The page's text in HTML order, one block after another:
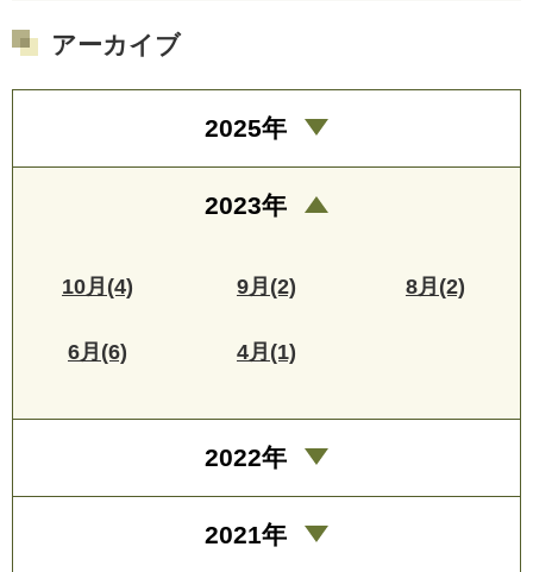
アーカイブ
2025年
2023年
10月(4) 9月(2) 8月(2)
6月(6) 4月(1)
2022年
2021年